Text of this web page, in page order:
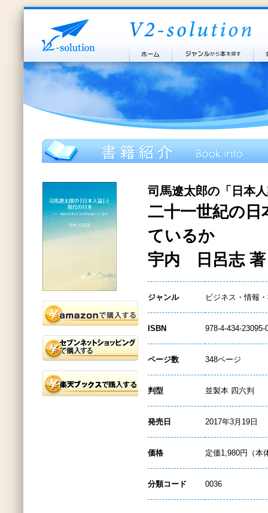
司馬遼太郎の「日本
二十一世紀の
ているか
宇内 日呂志 著
ジャンル ビジネス・情報
ISBN 978-4-434-23095-
ページ数 348ページ
判型 並製本 四六判
発売日 2017年3月19日
価格 定価1,980円（本
分類コード 0036